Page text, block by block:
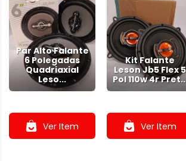
Tweeter
- Impedância: 4 Ohms
- Frequência: 3.5 KHz~22
- Diafragma Mylar
- Montagem Sobreposta
- Imã Neodímio
Par Alto Falante
6 Polegadas
Quadriaxial
Leso...
Ver Item
Kit Falante
Leson Jb5 Flex 5
Pol 110w 4r
Ver Item